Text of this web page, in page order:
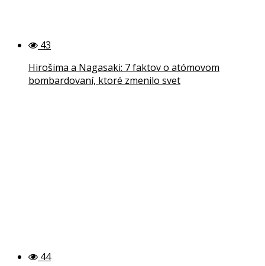
43
Hirošima a Nagasaki: 7 faktov o atómovom
bombardovaní, ktoré zmenilo svet
44